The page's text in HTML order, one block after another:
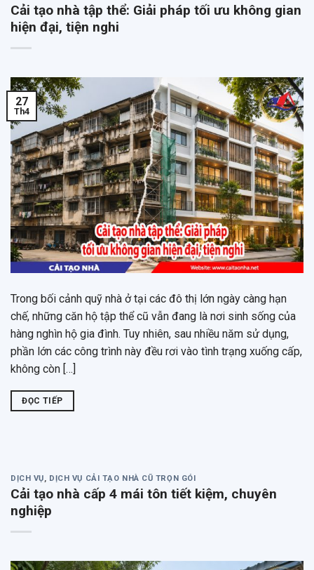
Cải tạo nhà tập thể: Giải pháp tối ưu không gian
hiện đại, tiện nghi
27
Th4
Trong bối cảnh quỹ nhà ở tại các đô thị lớn ngày càng hạn
chế, những căn hộ tập thể cũ vẫn đang là nơi sinh sống của
hàng nghìn hộ gia đình. Tuy nhiên, sau nhiều năm sử dụng,
phần lớn các công trình này đều rơi vào tình trạng xuống cấp,
không còn […]
ĐỌC TIẾP
DỊCH VỤ DỊCH VỤ CẢI TẠO NHÀ CŨ TRỌN GÓI
Cải tạo nhà cấp 4 mái tôn tiết kiệm, chuyên
nghiệp